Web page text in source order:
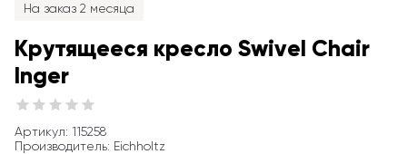
На заказ 2 месяца
Крутящееся кресло Swivel Chair
Inger
Артикул: 115258
Производитель: Eichholtz